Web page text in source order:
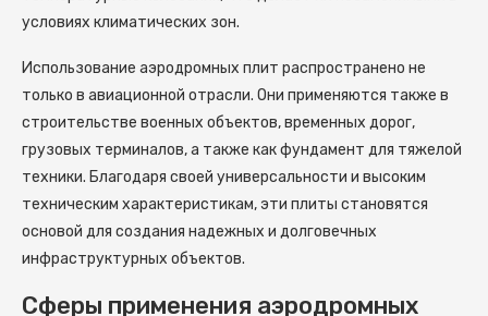
условиях климатических зон.
Использование аэродромных плит распространено не
только в авиационной отрасли. Они применяются также в
строительстве военных объектов, временных дорог,
грузовых терминалов, а также как фундамент для тяжелой
техники. Благодаря своей универсальности и высоким
техническим характеристикам, эти плиты становятся
основой для создания надежных и долговечных
инфраструктурных объектов.
Сферы применения аэродромных